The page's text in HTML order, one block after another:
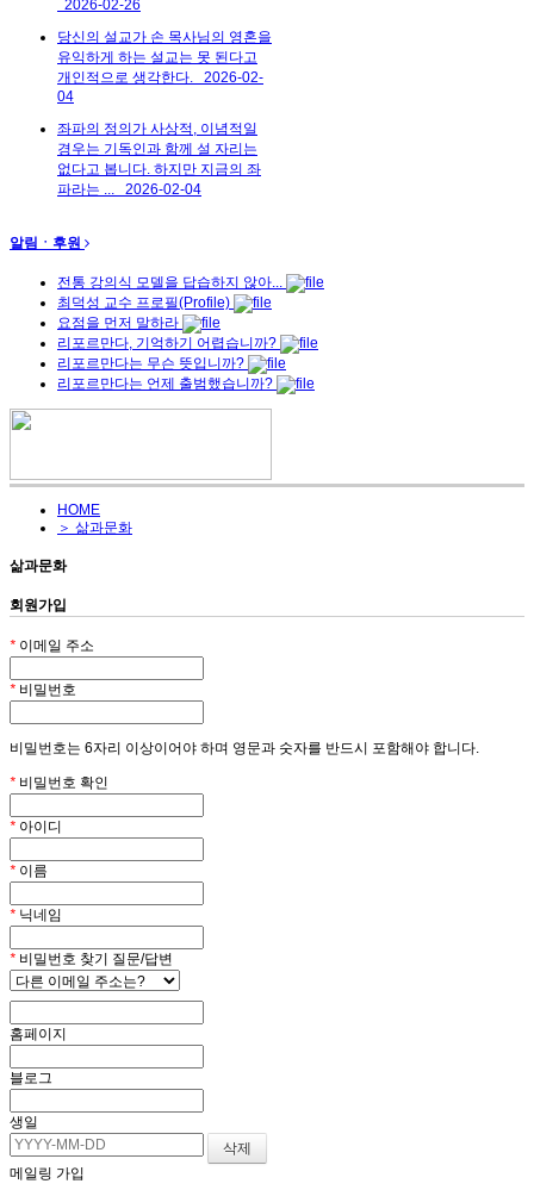
2026-02-26
당신의 설교가 손 목사님의 영혼을
유익하게 하는 설교는 못 된다고
개인적으로 생각한다.
2026-02-
04
좌파의 정의가 사상적, 이념적일
경우는 기독인과 함께 설 자리는
없다고 봅니다. 하지만 지금의 좌
파라는 ...
2026-02-04
알림ㆍ후원
전통 강의식 모델을 답습하지 않아...
최덕성 교수 프로필(Profile)
요점을 먼저 말하라
리포르만다, 기억하기 어렵습니까?
리포르만다는 무슨 뜻입니까?
리포르만다는 언제 출범했습니까?
HOME
＞ 삶과문화
삶과문화
회원가입
* 이메일 주소
* 비밀번호
비밀번호는 6자리 이상이어야 하며 영문과 숫자를 반드시 포함해야 합니다.
* 비밀번호 확인
* 아이디
* 이름
* 닉네임
* 비밀번호 찾기 질문/답변
홈페이지
블로그
생일
메일링 가입